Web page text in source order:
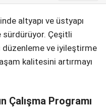
WhatsApp İhbar
altyapı ve üstyapı
sürdürüyor. Çeşitli
düzenleme ve iyileştirme
kalitesini artırmayı
Çalışma Programı